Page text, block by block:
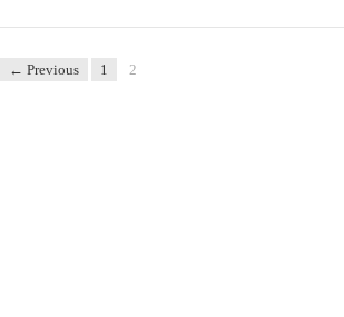
← Previous 1 2